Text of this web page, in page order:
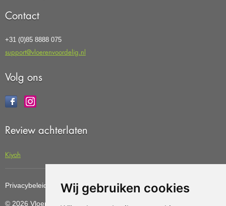
Wij gebruiken cookies
Contact
+31 (0)85 8888 075
support@vloerenvoordelig.nl
Volg ons
Review achterlaten
Kiyoh
Privacybeleid Cookiebeleid Update cookies preferences
© 2026 Vloerenvoordelig Deze website is ontwikkeld door AGN